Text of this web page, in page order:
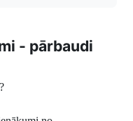
- pārbaudi